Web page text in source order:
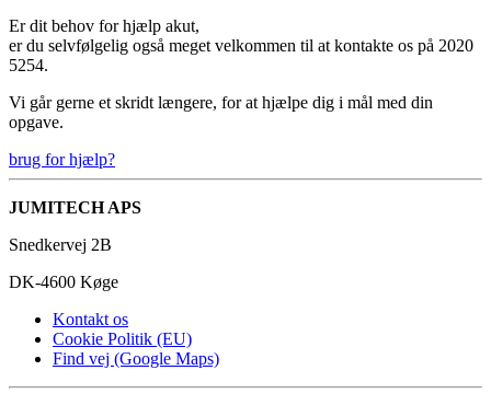
Er dit behov for hjælp akut,
er du selvfølgelig også meget velkommen til at kontakte os på 2020
5254.
Vi går gerne et skridt længere, for at hjælpe dig i mål med din
opgave.
brug for hjælp?
JUMITECH APS
Snedkervej 2B
DK-4600 Køge
Kontakt os
Cookie Politik (EU)
Find vej (Google Maps)